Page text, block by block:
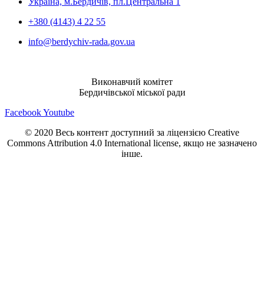
+380 (4143) 4 22 55
info@berdychiv-rada.gov.ua
Виконавчий комітет
Бердичівської міської ради
FacebookYoutube
© 2020 Весь контент доступний за ліцензією Creative
Commons Attribution 4.0 International license, якщо не зазначено
інше.